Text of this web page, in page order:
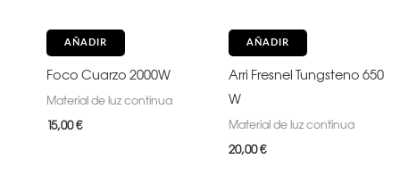
AÑADIR
Foco Cuarzo 2000W
Material de luz continua
15,00€
AÑADIR
Arri Fresnel Tungsteno 650
W
Material de luz continua
20,00€